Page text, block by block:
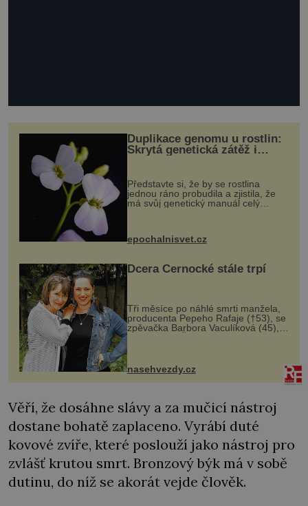
Duplikace genomu u rostlin:
Skrytá genetická zátěž i
Představte si, že by se rostlina
jednou ráno probudila a zjistila, že
má svůj genetický manuál celý
vstupenka...
epochalnisvet.cz
Dcera Černocké stále trpí
Tři měsíce po náhlé smrti manžela,
producenta Pepeho Rafaje (†53), se
zpěvačka Barbora Vaculíková (45),
dcera Petry Černocké (75), poprvé
ozvala veřejnosti. Na sociální síti
sdílela, že se snaží fung...
nasehvezdy.cz
Věří, že dosáhne slávy a za mučicí nástroj
dostane bohatě zaplaceno. Vyrábí duté
kovové zvíře, které poslouží jako nástroj pro
zvlášť krutou smrt. Bronzový býk má v sobě
dutinu, do níž se akorát vejde člověk.